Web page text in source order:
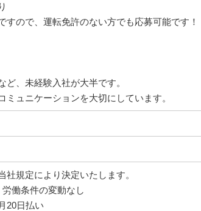
ので、運転免許のない方でも応募可能です！
、未経験入社が大半です。
ミュニケーションを大切にしています。
規定により決定いたします。
働条件の変動なし
20日払い